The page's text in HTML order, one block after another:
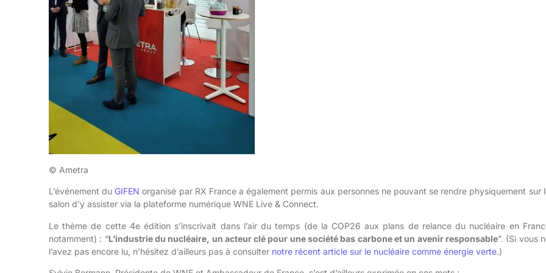
© Ametra
L’événement du GIFEN organisé par RX France a également permis aux personnes ne pouvant se rendre physiquement sur
salon d’y assister via la plateforme numérique WNE Live & Connect.
Le thème de cette 4e édition s’inscrivait dans l’air du temps (de la COP26 aux plans de relance du nucléaire en
notamment) : “L’industrie du nucléaire, un acteur clé pour une société bas carbone et un avenir responsable”. (Si vous
l’avez pas encore lu, n’hésitez d’ailleurs pas à consulter notre récent article sur le nucléaire comme énergie verte.)